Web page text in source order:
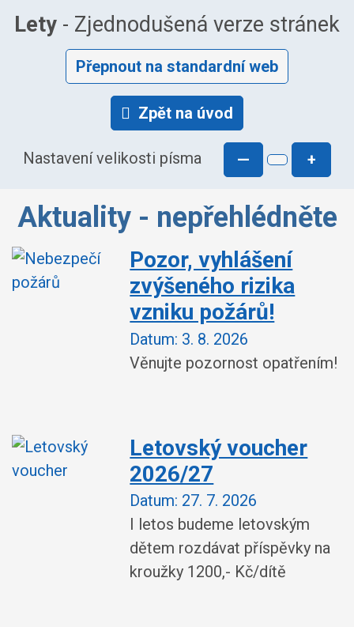
Lety - Zjednodušená verze stránek
Přepnout na standardní web
Zpět na úvod
Nastavení velikosti písma — +
Aktuality - nepřehlédněte
Pozor, vyhlášení
zvýšeného rizika
vzniku požárů!
Datum: 3. 8. 2026
Věnujte pozornost opatřením!
Letovský voucher
2026/27
Datum: 27. 7. 2026
I letos budeme letovským
dětem rozdávat příspěvky na
kroužky 1200,- Kč/dítě